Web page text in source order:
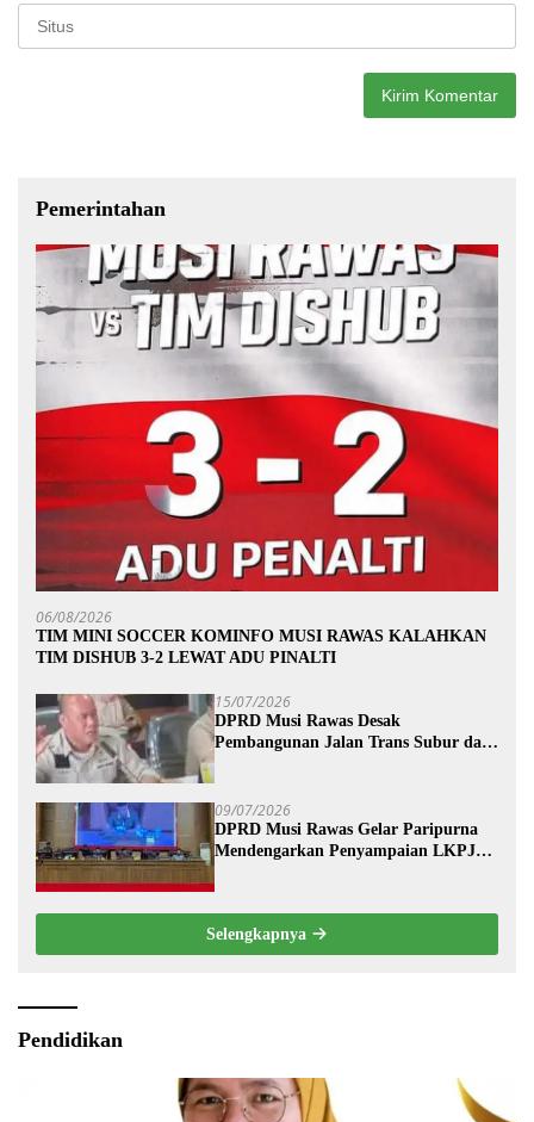
Pemerintahan
06/08/2026
TIM MINI SOCCER KOMINFO MUSI RAWAS KALAHKAN
TIM DISHUB 3-2 LEWAT ADU PINALTI
15/07/2026
DPRD Musi Rawas Desak
Pembangunan Jalan Trans Subur dan
09/07/2026
DPRD Musi Rawas Gelar Paripurna
Mendengarkan Penyampaian LKPJ
Selengkapnya
Pendidikan